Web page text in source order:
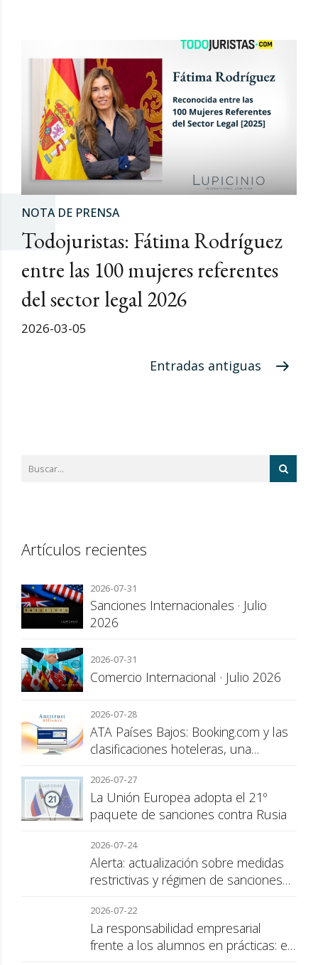
NOTA DE PRENSA
Todojuristas: Fátima Rodríguez
entre las 100 mujeres referentes
del sector legal 2026
2026-03-05
Entradas antiguas
Artículos recientes
2026-07-31
Sanciones Internacionales · Julio
2026
2026-07-31
Comercio Internacional · Julio 2026
2026-07-28
ATA Países Bajos: Booking.com y las
clasificaciones hoteleras, una
consumidor
2026-07-27
La Unión Europea adopta el 21º
paquete de sanciones contra Rusia
2026-07-24
Alerta: actualización sobre medidas
restrictivas y régimen de sanciones
2026-07-22
La responsabilidad empresarial
frente a los alumnos en prácticas: el